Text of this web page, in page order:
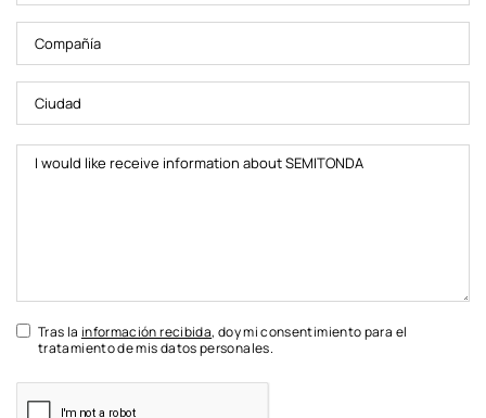
Tras la información recibida, doy mi consentimiento para el
tratamiento de mis datos personales.